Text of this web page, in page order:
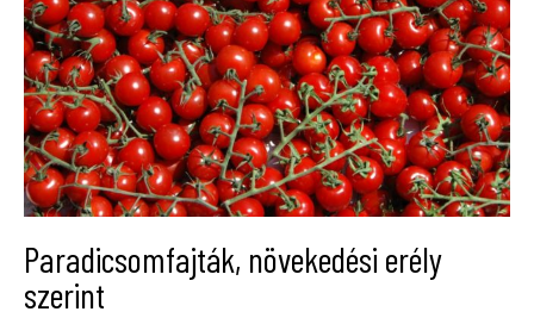
Paradicsomfajták, növekedési erély
szerint